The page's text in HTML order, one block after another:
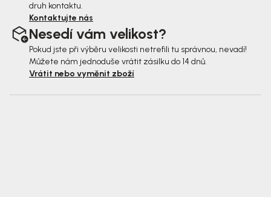
druh kontaktu.
Kontaktujte nás
Nesedí vám velikost?
Pokud jste při výběru velikosti netrefili tu správnou, nevadí!
Můžete nám jednoduše vrátit zásilku do 14 dnů.
Vrátit nebo vyměnit zboží